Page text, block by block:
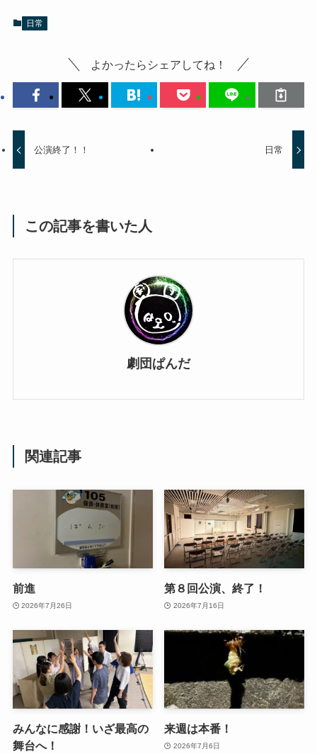
日常
よかったらシェアしてね！
公演終了！！ 日常
この記事を書いた人
劇団ぱんだ
関連記事
前進
2026年7月26日
第８回公演、終了！
2026年7月16日
みんなに感謝！いざ最高の
舞台へ！
来週は本番！
2026年7月6日